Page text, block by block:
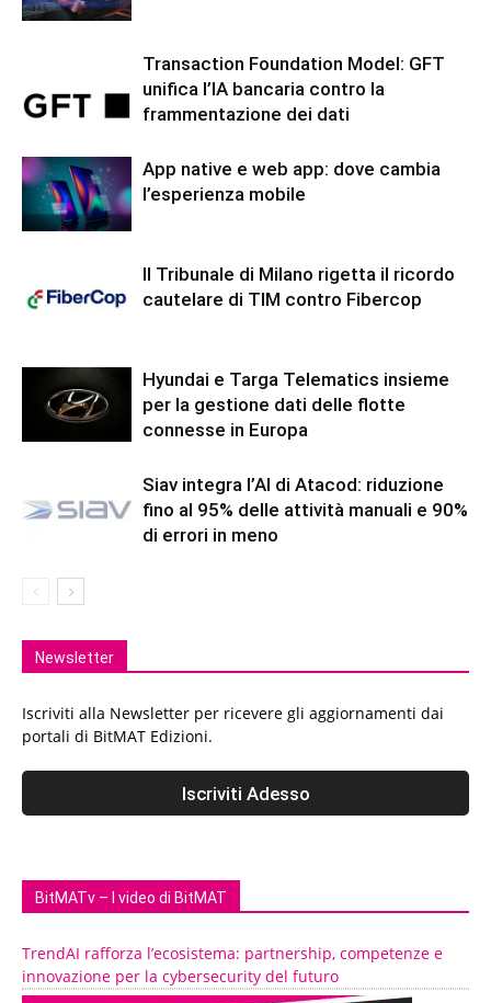
Transaction Foundation Model: GFT
unifica l’IA bancaria contro la
frammentazione dei dati
App native e web app: dove cambia
l’esperienza mobile
Il Tribunale di Milano rigetta il ricordo
cautelare di TIM contro Fibercop
Hyundai e Targa Telematics insieme
per la gestione dati delle flotte
connesse in Europa
Siav integra l’AI di Atacod: riduzione
fino al 95% delle attività manuali e 90%
di errori in meno
Newsletter
Iscriviti alla Newsletter per ricevere gli aggiornamenti dai
portali di BitMAT Edizioni.
BitMATv – I video di BitMAT
TrendAI rafforza l’ecosistema: partnership, competenze e
innovazione per la cybersecurity del futuro